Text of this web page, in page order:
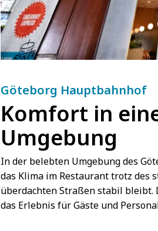
Komfort in
Umgebung
Göteborg Hauptbahnhof
In der belebten Umgebung des
das Klima im Restaurant trotz des
überdachten Straßen stabil
das Erlebnis für Gäste und